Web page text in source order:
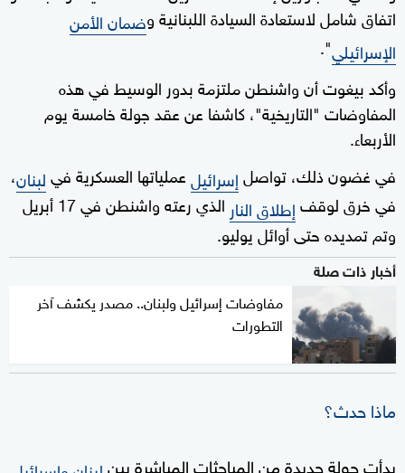
اتفاق شامل لاستعادة السيادة اللبنانية وضمان الأمن
الإسرائيلي".
وأكد بيغوت أن واشنطن ملتزمة بدور الوسيط في هذه
المفاوضات "التاريخية"، كاشفا عن عقد جولة خامسة يوم
الأربعاء.
في غضون ذلك، تواصلإسرائيلعملياتها العسكرية فيلبنان،
في خرق لوقفإطلاق النار
الذي رعته واشنطن في 17 أبريل
وتم تمديده حتى أوائل يوليو.
أخبار ذات صلة
مفاوضات إسرائيل ولبنان.. مصدر يكشف آخر
التطورات
ماذا حدث؟
بدأت جولة جديدة من المباحثات المباشرة بين